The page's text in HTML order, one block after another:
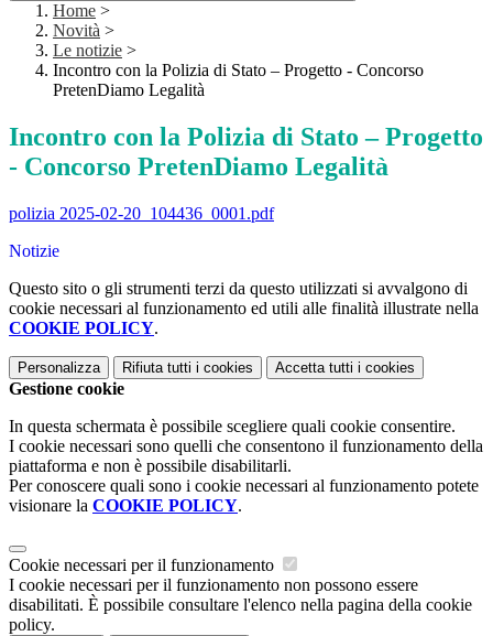
Home >
Novità >
Le notizie >
Incontro con la Polizia di Stato – Progetto - Concorso
PretenDiamo Legalità
Incontro con la Polizia di Stato – Progetto
- Concorso PretenDiamo Legalità
polizia 2025-02-20_104436_0001.pdf
Notizie
Questo sito o gli strumenti terzi da questo utilizzati si avvalgono di
cookie necessari al funzionamento ed utili alle finalità illustrate nella
COOKIE POLICY.
Personalizza Rifiuta tutti i cookies Accetta tutti i cookies
Gestione cookie
In questa schermata è possibile scegliere quali cookie consentire.
I cookie necessari sono quelli che consentono il funzionamento della
piattaforma e non è possibile disabilitarli.
Per conoscere quali sono i cookie necessari al funzionamento potete
visionare la COOKIE POLICY.
Cookie necessari per il funzionamento
I cookie necessari per il funzionamento non possono essere
disabilitati. È possibile consultare l'elenco nella pagina della cookie
policy.